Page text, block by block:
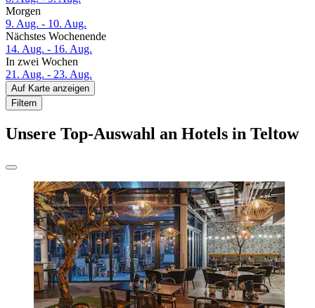
Morgen
9. Aug. - 10. Aug.
Nächstes Wochenende
14. Aug. - 16. Aug.
In zwei Wochen
21. Aug. - 23. Aug.
Auf Karte anzeigen
Filtern
Unsere Top-Auswahl an Hotels in Teltow